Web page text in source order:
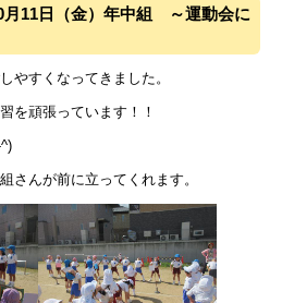
月11日（金）年中組 ～運動会に
やすくなってきました。
を頑張っています！！
さんが前に立ってくれます。